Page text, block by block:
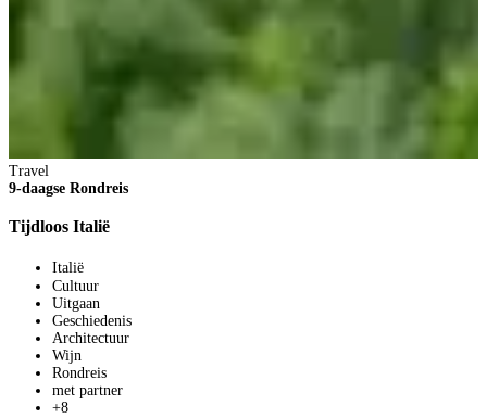
Travel
9-daagse Rondreis
Tijdloos Italië
Italië
Cultuur
Uitgaan
Geschiedenis
Architectuur
Wijn
Rondreis
met partner
+8